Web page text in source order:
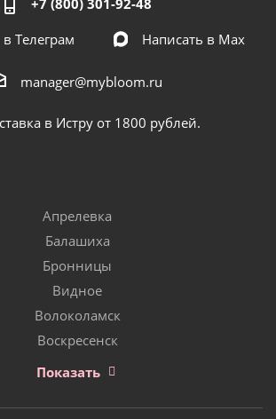
Телеграм
Написать в Мах
manager@mybloom.ru
в Истру от 1800 рублей.
Апрелевка
Балашиха
Бронницы
Видное
Волоколамск
Воскресенск
Показать